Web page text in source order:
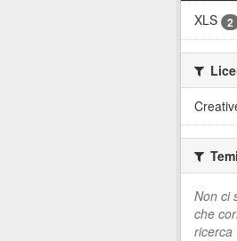
XLS 2
Non ci
che
ricerca